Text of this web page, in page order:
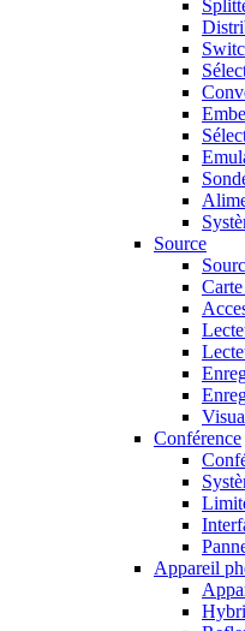
Source
Conférence
Appareil